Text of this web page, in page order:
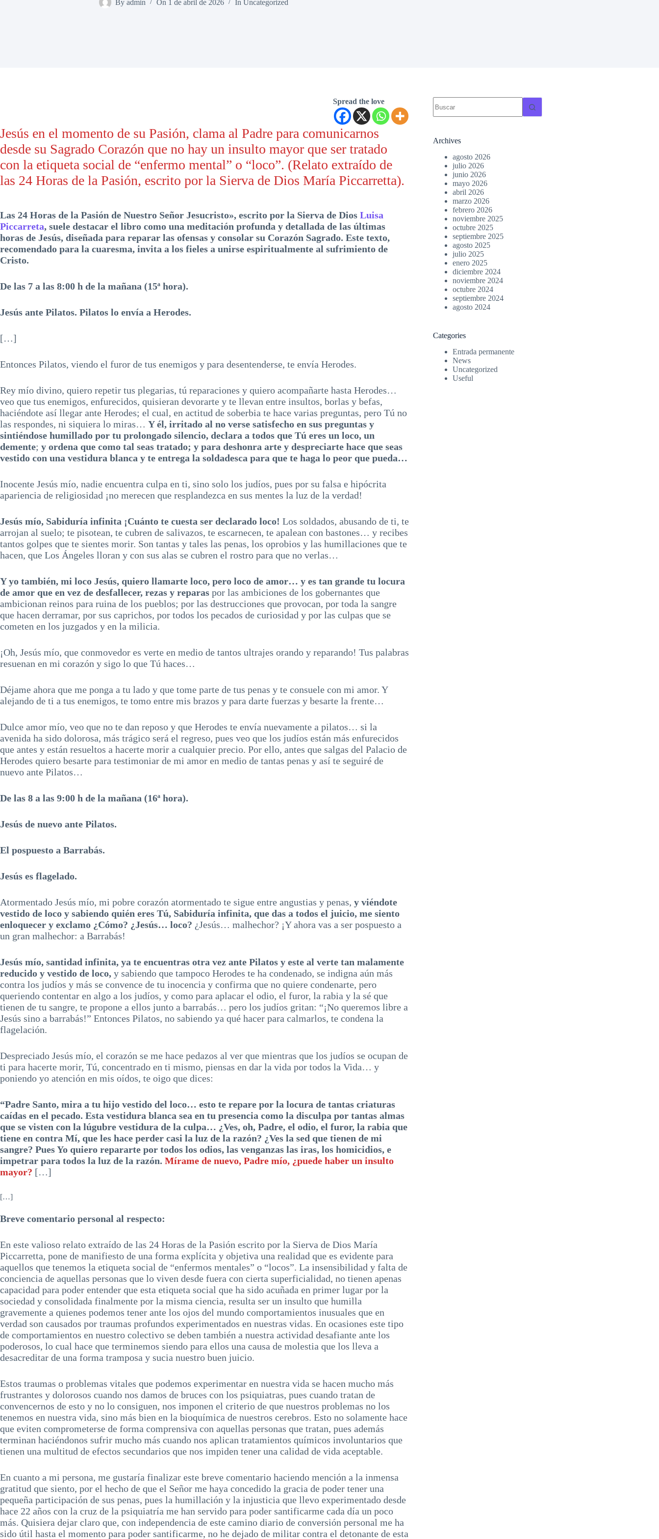
By admin On 1 de abril de 2026 In Uncategorized
Spread the love
Jesús en el momento de su Pasión, clama al Padre para comunicarnos
desde su Sagrado Corazón que no hay un insulto mayor que ser tratado
con la etiqueta social de “enfermo mental” o “loco”. (Relato extraído de
las 24 Horas de la Pasión, escrito por la Sierva de Dios María Piccarretta).
Las 24 Horas de la Pasión de Nuestro Señor Jesucristo», escrito por la Sierva de Dios Luisa
Piccarreta, suele destacar el libro como una meditación profunda y detallada de las últimas
horas de Jesús, diseñada para reparar las ofensas y consolar su Corazón Sagrado. Este texto,
recomendado para la cuaresma, invita a los fieles a unirse espiritualmente al sufrimiento de
Cristo.
De las 7 a las 8:00 h de la mañana (15ª hora).
Jesús ante Pilatos. Pilatos lo envía a Herodes.
[…]
Entonces Pilatos, viendo el furor de tus enemigos y para desentenderse, te envía Herodes.
Rey mío divino, quiero repetir tus plegarias, tú reparaciones y quiero acompañarte hasta Herodes…
veo que tus enemigos, enfurecidos, quisieran devorarte y te llevan entre insultos, borlas y befas,
haciéndote así llegar ante Herodes; el cual, en actitud de soberbia te hace varias preguntas, pero Tú no
las respondes, ni siquiera lo miras… Y él, irritado al no verse satisfecho en sus preguntas y
sintiéndose humillado por tu prolongado silencio, declara a todos que Tú eres un loco, un
demente; y ordena que como tal seas tratado; y para deshonra arte y despreciarte hace que seas
vestido con una vestidura blanca y te entrega la soldadesca para que te haga lo peor que pueda…
Inocente Jesús mío, nadie encuentra culpa en ti, sino solo los judíos, pues por su falsa e hipócrita
apariencia de religiosidad ¡no merecen que resplandezca en sus mentes la luz de la verdad!
Jesús mío, Sabiduría infinita ¡Cuánto te cuesta ser declarado loco! Los soldados, abusando de ti, te
arrojan al suelo; te pisotean, te cubren de salivazos, te escarnecen, te apalean con bastones… y recibes
tantos golpes que te sientes morir. Son tantas y tales las penas, los oprobios y las humillaciones que te
hacen, que Los Ángeles lloran y con sus alas se cubren el rostro para que no verlas…
Y yo también, mi loco Jesús, quiero llamarte loco, pero loco de amor… y es tan grande tu locura
de amor que en vez de desfallecer, rezas y reparas por las ambiciones de los gobernantes que
ambicionan reinos para ruina de los pueblos; por las destrucciones que provocan, por toda la sangre
que hacen derramar, por sus caprichos, por todos los pecados de curiosidad y por las culpas que se
cometen en los juzgados y en la milicia.
¡Oh, Jesús mío, que conmovedor es verte en medio de tantos ultrajes orando y reparando! Tus palabras
resuenan en mi corazón y sigo lo que Tú haces…
Déjame ahora que me ponga a tu lado y que tome parte de tus penas y te consuele con mi amor. Y
alejando de ti a tus enemigos, te tomo entre mis brazos y para darte fuerzas y besarte la frente…
Dulce amor mío, veo que no te dan reposo y que Herodes te envía nuevamente a pilatos… si la
avenida ha sido dolorosa, más trágico será el regreso, pues veo que los judíos están más enfurecidos
que antes y están resueltos a hacerte morir a cualquier precio. Por ello, antes que salgas del Palacio de
Herodes quiero besarte para testimoniar de mi amor en medio de tantas penas y así te seguiré de
nuevo ante Pilatos…
De las 8 a las 9:00 h de la mañana (16ª hora).
Jesús de nuevo ante Pilatos.
El pospuesto a Barrabás.
Jesús es flagelado.
Atormentado Jesús mío, mi pobre corazón atormentado te sigue entre angustias y penas, y viéndote
vestido de loco y sabiendo quién eres Tú, Sabiduría infinita, que das a todos el juicio, me siento
enloquecer y exclamo ¿Cómo? ¿Jesús… loco? ¿Jesús… malhechor? ¡Y ahora vas a ser pospuesto a
un gran malhechor: a Barrabás!
Jesús mío, santidad infinita, ya te encuentras otra vez ante Pilatos y este al verte tan malamente
reducido y vestido de loco, y sabiendo que tampoco Herodes te ha condenado, se indigna aún más
contra los judíos y más se convence de tu inocencia y confirma que no quiere condenarte, pero
queriendo contentar en algo a los judíos, y como para aplacar el odio, el furor, la rabia y la sé que
tienen de tu sangre, te propone a ellos junto a barrabás… pero los judíos gritan: “¡No queremos libre a
Jesús sino a barrabás!” Entonces Pilatos, no sabiendo ya qué hacer para calmarlos, te condena la
flagelación.
Despreciado Jesús mío, el corazón se me hace pedazos al ver que mientras que los judíos se ocupan de
ti para hacerte morir, Tú, concentrado en ti mismo, piensas en dar la vida por todos la Vida… y
poniendo yo atención en mis oídos, te oigo que dices:
“Padre Santo, mira a tu hijo vestido del loco… esto te repare por la locura de tantas criaturas
caídas en el pecado. Esta vestidura blanca sea en tu presencia como la disculpa por tantas almas
que se visten con la lúgubre vestidura de la culpa… ¿Ves, oh, Padre, el odio, el furor, la rabia que
tiene en contra Mí, que les hace perder casi la luz de la razón? ¿Ves la sed que tienen de mi
sangre? Pues Yo quiero repararte por todos los odios, las venganzas las iras, los homicidios, e
impetrar para todos la luz de la razón. Mírame de nuevo, Padre mío, ¿puede haber un insulto
mayor? […]
[…]
Breve comentario personal al respecto:
En este valioso relato extraído de las 24 Horas de la Pasión escrito por la Sierva de Dios María
Piccarretta, pone de manifiesto de una forma explícita y objetiva una realidad que es evidente para
aquellos que tenemos la etiqueta social de “enfermos mentales” o “locos”. La insensibilidad y falta de
conciencia de aquellas personas que lo viven desde fuera con cierta superficialidad, no tienen apenas
capacidad para poder entender que esta etiqueta social que ha sido acuñada en primer lugar por la
sociedad y consolidada finalmente por la misma ciencia, resulta ser un insulto que humilla
gravemente a quienes podemos tener ante los ojos del mundo comportamientos inusuales que en
verdad son causados por traumas profundos experimentados en nuestras vidas. En ocasiones este tipo
de comportamientos en nuestro colectivo se deben también a nuestra actividad desafiante ante los
poderosos, lo cual hace que terminemos siendo para ellos una causa de molestia que los lleva a
desacreditar de una forma tramposa y sucia nuestro buen juicio.
Estos traumas o problemas vitales que podemos experimentar en nuestra vida se hacen mucho más
frustrantes y dolorosos cuando nos damos de bruces con los psiquiatras, pues cuando tratan de
convencernos de esto y no lo consiguen, nos imponen el criterio de que nuestros problemas no los
tenemos en nuestra vida, sino más bien en la bioquímica de nuestros cerebros. Esto no solamente hace
que eviten comprometerse de forma comprensiva con aquellas personas que tratan, pues además
terminan haciéndonos sufrir mucho más cuando nos aplican tratamientos químicos involuntarios que
tienen una multitud de efectos secundarios que nos impiden tener una calidad de vida aceptable.
En cuanto a mi persona, me gustaría finalizar este breve comentario haciendo mención a la inmensa
gratitud que siento, por el hecho de que el Señor me haya concedido la gracia de poder tener una
pequeña participación de sus penas, pues la humillación y la injusticia que llevo experimentado desde
hace 22 años con la cruz de la psiquiatría me han servido para poder santificarme cada día un poco
más. Quisiera dejar claro que, con independencia de este camino diario de conversión personal me ha
sido útil hasta el momento para poder santificarme, no he dejado de militar contra el detonante de esta
resultados
Archives
agosto 2026
julio 2026
junio 2026
mayo 2026
abril 2026
marzo 2026
febrero 2026
noviembre 2025
octubre 2025
septiembre 2025
agosto 2025
julio 2025
enero 2025
diciembre 2024
noviembre 2024
octubre 2024
septiembre 2024
agosto 2024
Categories
Entrada permanente
News
Uncategorized
Useful